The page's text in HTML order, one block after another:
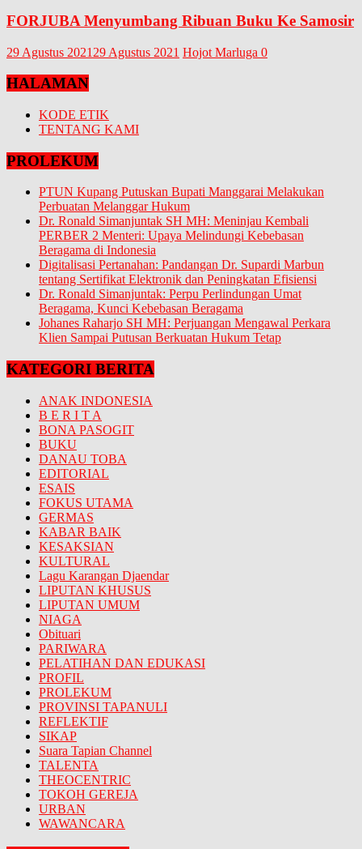
FORJUBA Menyumbang Ribuan Buku Ke Samosir
29 Agustus 2021 29 Agustus 2021 Hojot Marluga 0
HALAMAN
KODE ETIK
TENTANG KAMI
PROLEKUM
PTUN Kupang Putuskan Bupati Manggarai Melakukan
Perbuatan Melanggar Hukum
Dr. Ronald Simanjuntak SH MH: Meninjau Kembali
PERBER 2 Menteri: Upaya Melindungi Kebebasan
Beragama di Indonesia
Digitalisasi Pertanahan: Pandangan Dr. Supardi Marbun
tentang Sertifikat Elektronik dan Peningkatan Efisiensi
Dr. Ronald Simanjuntak: Perpu Perlindungan Umat
Beragama, Kunci Kebebasan Beragama
Johanes Raharjo SH MH: Perjuangan Mengawal Perkara
Klien Sampai Putusan Berkuatan Hukum Tetap
KATEGORI BERITA
ANAK INDONESIA
B E R I T A
BONA PASOGIT
BUKU
DANAU TOBA
EDITORIAL
ESAIS
FOKUS UTAMA
GERMAS
KABAR BAIK
KESAKSIAN
KULTURAL
Lagu Karangan Djaendar
LIPUTAN KHUSUS
LIPUTAN UMUM
NIAGA
Obituari
PARIWARA
PELATIHAN DAN EDUKASI
PROFIL
PROLEKUM
PROVINSI TAPANULI
REFLEKTIF
SIKAP
Suara Tapian Channel
TALENTA
THEOCENTRIC
TOKOH GEREJA
URBAN
WAWANCARA